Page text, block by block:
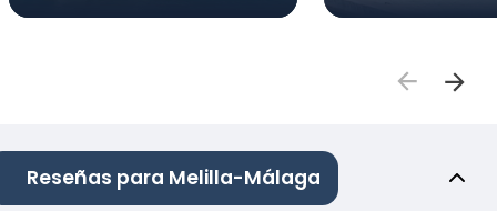
Reseñas para Melilla-Málaga